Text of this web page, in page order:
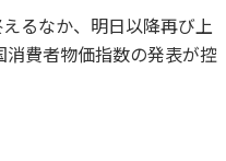
るなか、明日以降再び上
費者物価指数の発表が控